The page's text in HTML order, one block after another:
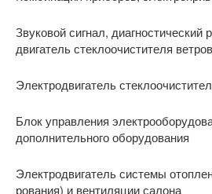
Звуковой сигнал,
двигатель стеклоочистителя
Электродвигатель
Блок управления
дополнительного оборудования
Электродвигатель системы
рования) и вентиляции салона